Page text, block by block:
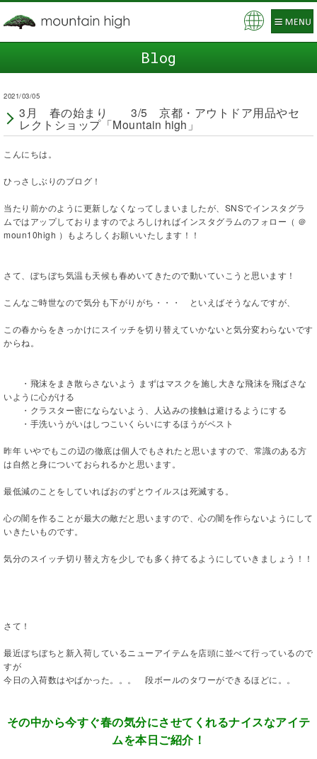
Blog
2021/03/05
3月 春の始まり 3/5 京都・アウトドア用品やセ
レクトショップ「Mountain high」
こんにちは。
ひっさしぶりのブログ！
当たり前かのように更新しなくなってしまいましたが、SNSでインスタグラ
ムではアップしておりますのでよろしければインスタグラムのフォロー（ ＠
moun10high ）もよろしくお願いいたします！！
さて、ぼちぼち気温も天候も春めいてきたので動いていこうと思います！
こんなご時世なので気分も下がりがち・・・ といえばそうなんですが、
この春からをきっかけにスイッチを切り替えていかないと気分変わらないです
からね。
・飛沫をまき散らさないよう まずはマスクを施し大きな飛沫を飛ばさな
いように心がける
・クラスター密にならないよう、人込みの接触は避けるようにする
・手洗いうがいはしつこいくらいにするほうがベスト
昨年 いやでもこの辺の徹底は個人でもされたと思いますので、常識のある方
は自然と身についておられるかと思います。
最低減のことをしていればおのずとウイルスは死滅する。
心の闇を作ることが最大の敵だと思いますので、心の闇を作らないようにして
いきたいものです。
気分のスイッチ切り替え方を少しでも多く持てるようにしていきましょう！！
さて！
最近ぼちぼちと新入荷しているニューアイテムを店頭に並べて行っているので
すが
今日の入荷数はやばかった。。。 段ボールのタワーができるほどに。。
その中から今すぐ春の気分にさせてくれるナイスなアイテ
ムを本日ご紹介！